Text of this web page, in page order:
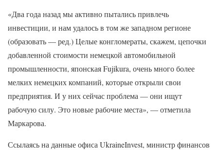
«Два года назад мы активно пытались привлечь
инвестиции, и нам удалось в том же западном регионе
(образовать — ред.) Целые конгломераты, скажем, цепочки
добавленной стоимости немецкой автомобильной
промышленности, японская Fujikura, очень много более
мелких немецких компаний, которые открыли свои
предприятия. И у них сейчас проблема — они ищут
рабочую силу. Это новые рабочие места», — отметила
Маркарова.
Ссылаясь на данные офиса UkraineInvest, министр финансов